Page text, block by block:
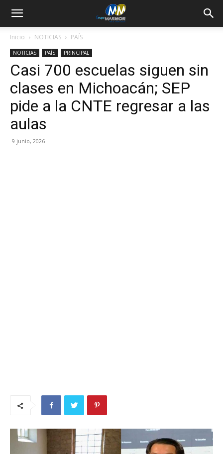
Inicio NOTICIAS PAÍS
NOTICIAS PAÍS PRINCIPAL
Casi 700 escuelas siguen sin
clases en Michoacán; SEP
pide a la CNTE regresar a las
aulas
9 junio, 2026